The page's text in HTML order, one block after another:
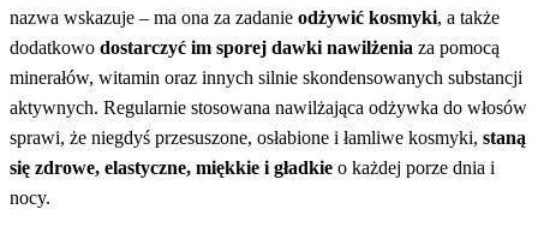
nazwa wskazuje – ma ona za zadanie odżywić kosmyki, a także
dodatkowo dostarczyć im sporej dawki nawilżenia za pomocą
minerałów, witamin oraz innych silnie skondensowanych substancji
aktywnych. Regularnie stosowana nawilżająca odżywka do włosów
sprawi, że niegdyś przesuszone, osłabione i łamliwe kosmyki, staną
się zdrowe, elastyczne, miękkie i gładkie o każdej porze dnia i
nocy.